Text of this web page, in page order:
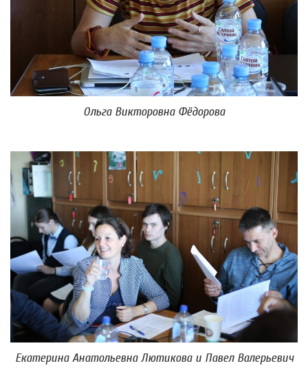
Ольга Викторовна Фёдорова
Екатерина Анатольевна Лютикова и Павел Валерьевич